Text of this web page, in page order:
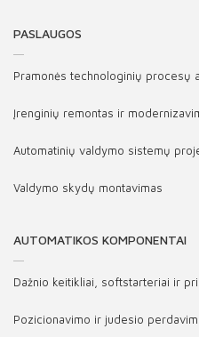
PASLAUGOS
Pramonės technologinių procesų
Įrenginių remontas ir
Automatinių valdymo sistemų
Valdymo skydų montavimas
AUTOMATIKOS KOMPONENTAI
Dažnio keitikliai, softstarteriai ir
Pozicionavimo ir judesio